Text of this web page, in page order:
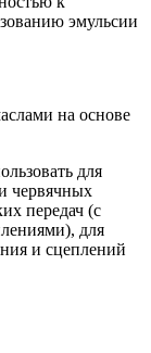
эмульсии
на основе
для
червячных
передач (с
для
и сцеплений